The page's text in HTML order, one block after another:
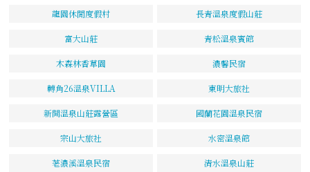
龍園休閒度假村 長青溫泉度假山莊
富大山莊 青松溫泉賓館
木森林香草園 濃馨民宿
轉角26溫泉VILLA 東明大旅社
新開溫泉山莊露營區 國蘭花園溫泉民宿
宗山大旅社 水密溫泉館
荖濃溪溫泉民宿 清水溫泉山莊